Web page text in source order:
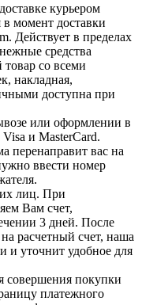
курьером
момент доставки
Действует в пределах
средства
товар со всеми
накладная,
доступна при
или оформлении в
и MasterCard.
перенаправит вас на
ввести номер
лиц. При
Вам счет,
3 дней. После
расчетный счет, наша
и уточнит удобное для
совершения покупки
платежного